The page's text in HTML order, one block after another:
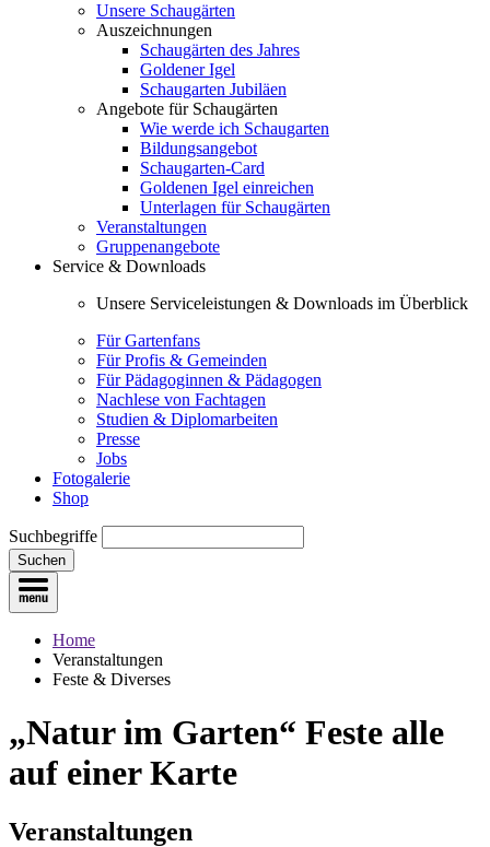
Unsere Schaugärten
Auszeichnungen
Schaugärten des Jahres
Goldener Igel
Schaugarten Jubiläen
Angebote für Schaugärten
Wie werde ich Schaugarten
Bildungsangebot
Schaugarten-Card
Goldenen Igel einreichen
Unterlagen für Schaugärten
Veranstaltungen
Gruppenangebote
Service & Downloads
Unsere Serviceleistungen & Downloads im Überblick
Für Gartenfans
Für Profis & Gemeinden
Für Pädagoginnen & Pädagogen
Nachlese von Fachtagen
Studien & Diplomarbeiten
Presse
Jobs
Fotogalerie
Shop
Suchbegriffe
Suchen
Home
Veranstaltungen
Feste & Diverses
„Natur im Garten“ Feste alle
auf einer Karte
Veranstaltungen